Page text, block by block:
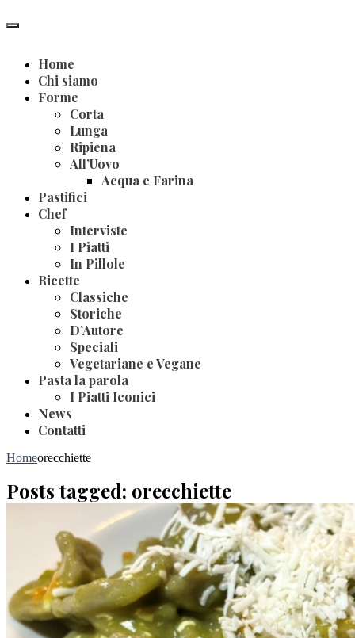
Home
Chi siamo
Forme
Corta
Lunga
Ripiena
All’Uovo
Acqua e Farina
Pastifici
Chef
Interviste
I Piatti
In Pillole
Ricette
Classiche
Storiche
D’Autore
Speciali
Vegetariane e Vegane
Pasta la parola
I Piatti Iconici
News
Contatti
Homeorecchiette
Posts tagged: orecchiette